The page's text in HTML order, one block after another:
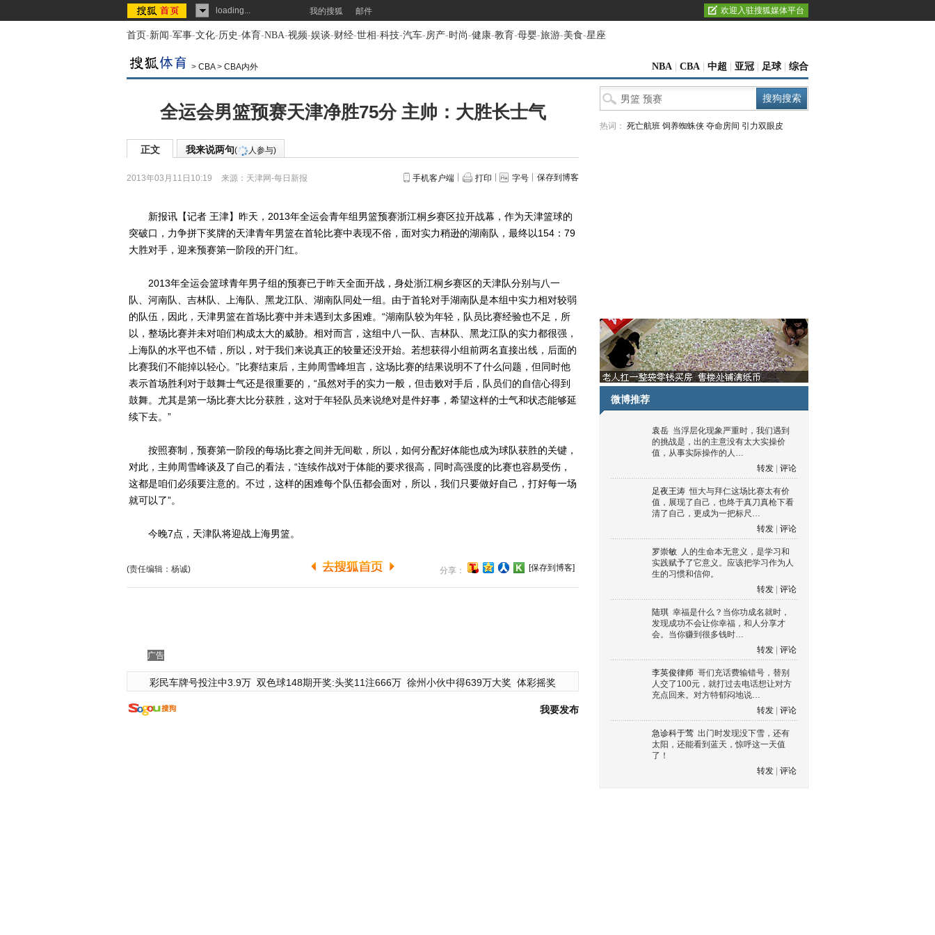
loading... 我的搜狐 邮件 欢迎入驻搜狐媒体平台
首页-新闻-军事-文化-历史-体育-NBA-视频-娱谈-财经-世相-科技-汽车-房产-时尚-健康-教育-母婴-旅游-美食-星座
> CBA> CBA内外 NBA CBA 中超 亚冠 足球 综合
全运会男篮预赛天津净胜75分 主帅：大胜长士气
正文 我来说两句( 人参与)
2013年03月11日10:19 来源： 天津网-每日新报 手机客户端 打印 字号 保存到博客
新报讯【记者 王津】昨天，2013年全运会青年组男篮预赛浙江桐乡赛区拉开战幕，作为天津篮球的
突破口，力争拼下奖牌的天津青年男篮在首轮比赛中表现不俗，面对实力稍逊的湖南队，最终以154：79
大胜对手，迎来预赛第一阶段的开门红。
2013年全运会篮球青年男子组的预赛已于昨天全面开战，身处浙江桐乡赛区的天津队分别与八一
队、河南队、吉林队、上海队、黑龙江队、湖南队同处一组。由于首轮对手湖南队是本组中实力相对较弱
的队伍，因此，天津男篮在首场比赛中并未遇到太多困难。“湖南队较为年轻，队员比赛经验也不足，所
以，整场比赛并未对咱们构成太大的威胁。相对而言，这组中八一队、吉林队、黑龙江队的实力都很强，
上海队的水平也不错，所以，对于我们来说真正的较量还没开始。若想获得小组前两名直接出线，后面的
比赛我们不能掉以轻心。”比赛结束后，主帅周雪峰坦言，这场比赛的结果说明不了什么问题，但同时他
表示首场胜利对于鼓舞士气还是很重要的，“虽然对手的实力一般，但击败对手后，队员们的自信心得到
鼓舞。尤其是第一场比赛大比分获胜，这对于年轻队员来说绝对是件好事，希望这样的士气和状态能够延
续下去。”
按照赛制，预赛第一阶段的每场比赛之间并无间歇，所以，如何分配好体能也成为球队获胜的关键，
对此，主帅周雪峰谈及了自己的看法，“连续作战对于体能的要求很高，同时高强度的比赛也容易受伤，
这都是咱们必须要注意的。不过，这样的困难每个队伍都会面对，所以，我们只要做好自己，打好每一场
就可以了”。
今晚7点，天津队将迎战上海男篮。
(责任编辑：杨诚) 分享： [保存到博客]
广告
彩民车牌号投注中3.9万 双色球148期开奖:头奖11注666万 徐州小伙中得639万大奖 体彩摇奖
我要发布
热词： 死亡航班 饲养蜘蛛侠 夺命房间 引力双眼皮
微博推荐
袁岳 当浮层化现象严重时，我们遇到
的挑战是，出的主意没有太大实操价
值，从事实际操作的人…
转发
评论
足夜王涛 恒大与拜仁这场比赛太有价
值，展现了自己，也终于真刀真枪下看
清了自己，更成为一把标尺…
转发
评论
罗崇敏 人的生命本无意义，是学习和
实践赋予了它意义。应该把学习作为人
生的习惯和信仰。
转发
评论
陆琪 幸福是什么？当你功成名就时，
发现成功不会让你幸福，和人分享才
会。当你赚到很多钱时…
转发
评论
李英俊律师 哥们充话费输错号，替别
人交了100元，就打过去电话想让对方
充点回来。对方特郁闷地说…
转发
评论
急诊科于莺 出门时发现没下雪，还有
太阳，还能看到蓝天，惊呼这一天值
了！
转发
评论